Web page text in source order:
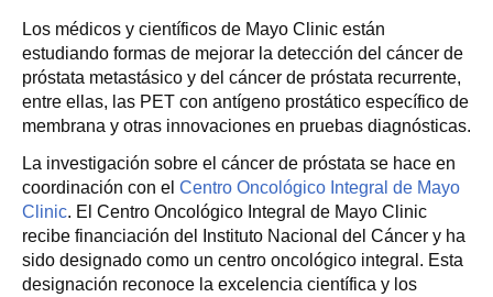
Los médicos y científicos de Mayo Clinic están
estudiando formas de mejorar la detección del cáncer de
próstata metastásico y del cáncer de próstata recurrente,
entre ellas, las PET con antígeno prostático específico de
membrana y otras innovaciones en pruebas diagnósticas.
La investigación sobre el cáncer de próstata se hace en
coordinación con el Centro Oncológico Integral de Mayo
Clinic. El Centro Oncológico Integral de Mayo Clinic
recibe financiación del Instituto Nacional del Cáncer y ha
sido designado como un centro oncológico integral. Esta
designación reconoce la excelencia científica y los